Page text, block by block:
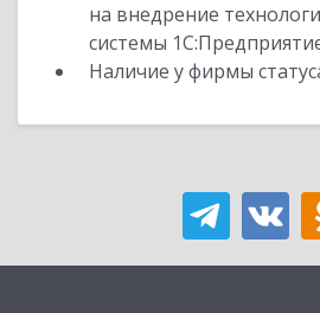
на внедрение
системы
Наличие у фирмы